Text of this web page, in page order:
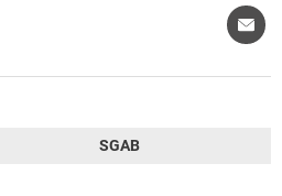
SGAB